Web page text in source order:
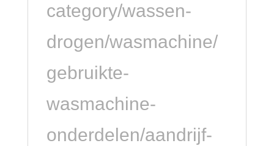
category/wassen-
drogen/wasmachine/
gebruikte-
wasmachine-
onderdelen/aandrijf-